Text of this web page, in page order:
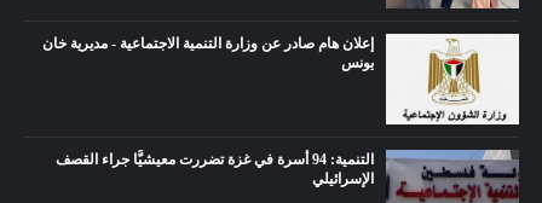
إعلان هام صادر عن وزارة التنمية الاجتماعية - مديرية خان
يونس
التنمية: 94 أسرة في غزة تضررت معيشيًّا جراء القصف
الإسرائيلي